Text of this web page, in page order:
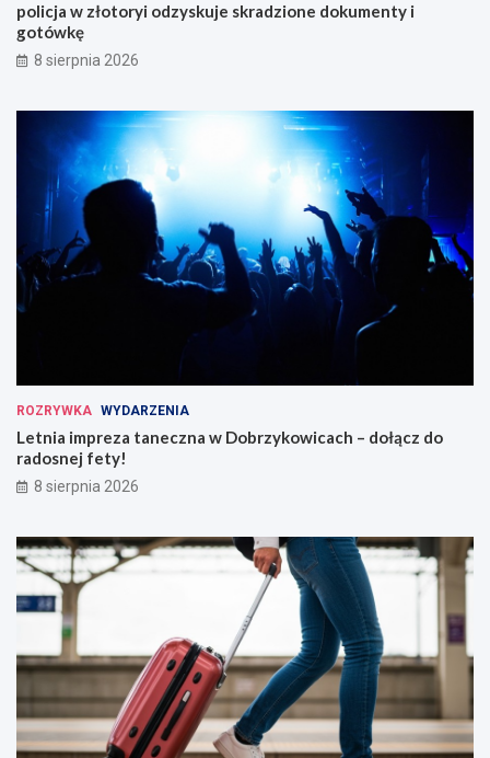
policja w złotoryi odzyskuje skradzione dokumenty i
gotówkę
8 sierpnia 2026
ROZRYWKA WYDARZENIA
Letnia impreza taneczna w Dobrzykowicach – dołącz do
radosnej fety!
8 sierpnia 2026